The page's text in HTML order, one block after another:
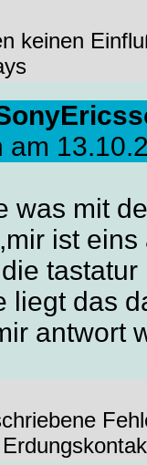
keinen
am
was mit
ist
tastatur
liegt das
antwort